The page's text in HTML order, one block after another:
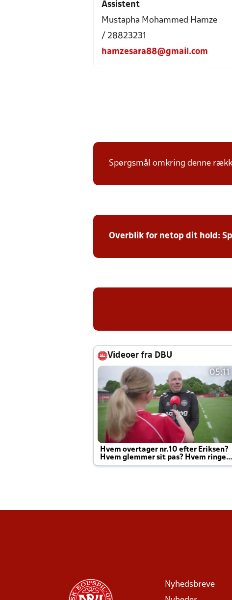
Assistent
Mustapha Mohammed Hamze
/ 28823231
hamzesara88@gmail.com
Spørgsmål omkring denne
Overblik for netop dit hold:
Videoer fra DBU
05:11
Hvem overtager nr.10 efter Eriksen?
Hvem glemmer sit pas? Hvem ringer
Joachim altid til efter kampe?
Nyhedsbreve